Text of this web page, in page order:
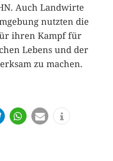
Auch Landwirte
nutzten die
ihren Kampf für
Lebens und der
zu machen.